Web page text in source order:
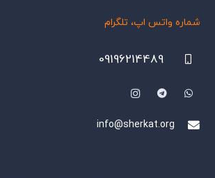
شماره واتس اپ، تلگرام
09196214489
info@sherkat.org